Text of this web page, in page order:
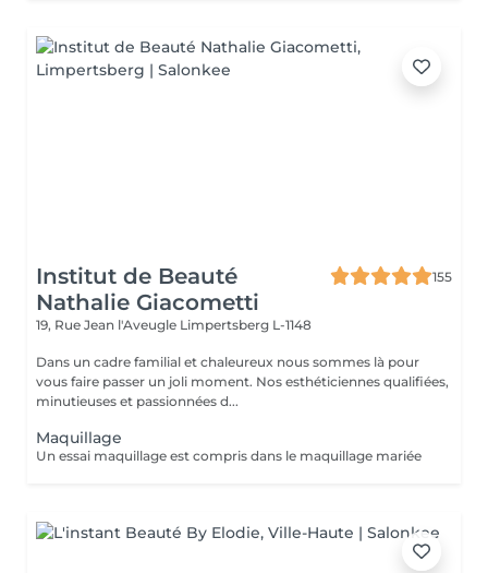
Institut de Beauté
Nathalie Giacometti
155
19, Rue Jean l'Aveugle Limpertsberg L-1148
Dans un cadre familial et chaleureux nous sommes là pour
vous faire passer un joli moment. Nos esthéticiennes qualifiées,
minutieuses et passionnées d...
Maquillage
Un essai maquillage est compris dans le maquillage mariée